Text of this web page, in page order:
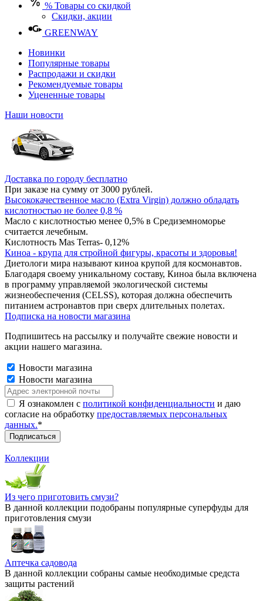
% Товары со скидкой
Скидки, акции
GREENWAY
Новинки
Популярные товары
Распродажи и скидки
Рекомендуемые товары
Уцененные товары
Наши новости
Доставка по городу бесплатно
При заказе на сумму от 3000 рублей.
Высококачественное масло (Extra Virgin) должно обладать
кислотностью не более 0,8 %
Масло с кислотностью менее 0,5% в Средиземноморье
считается лечебным.
Кислотность Mas Terras- 0,12%
Киноа - крупа для стройной фигуры, красоты и здоровья!
Диетологи мира называют киноа крупой для космонавтов.
Благодаря своему уникальному составу, Киноа была включена
в программу управляемой экологической системы
жизнеобеспечения (CELSS), которая должна обеспечить
питанием астронавтов при сверх длительных полетах.
Подписка на новости магазина
Подпишитесь на рассылку и получайте свежие новости и
акции нашего магазина.
Новости магазина
Новости магазина
Я ознакомлен с политикой конфиденциальности и даю
согласие на обработку предоставляемых персональных
данных.*
Коллекции
Из чего приготовить смузи?
В данной коллекции подобраны популярные суперфуды для
приготовления смузи
Аптечка садовода
В данной коллекции собраны самые необходимые средста
защиты растений